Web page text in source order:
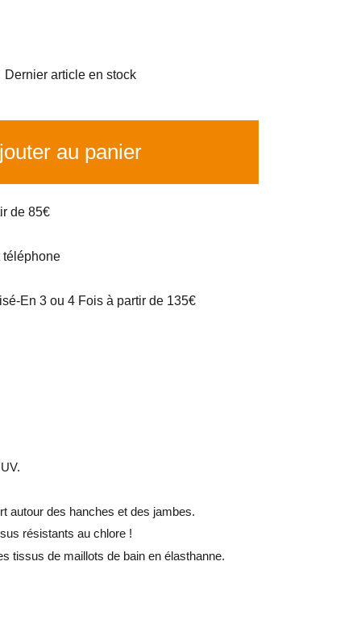
Dernier article en stock
au panier
de 85€
téléphone
En 3 ou 4 Fois à partir de 135€
autour des hanches et des jambes.
résistants au chlore !
tissus de maillots de bain en élasthanne.